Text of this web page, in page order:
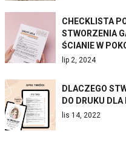
CHECKLISTA
STWORZENIA
ŚCIANIE W
lip 2, 2024
DLACZEGO
DO DRUKU
lis 14, 2022